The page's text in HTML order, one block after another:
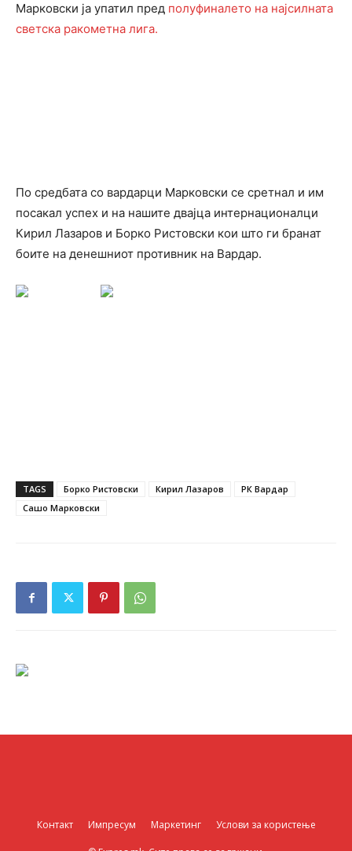
Mарковски ја упатил пред полуфиналето на најсилната
светска ракометна лига.
По средбата со вардарци Марковски се сретнал и им
посакал успех и на нашите двајца интернационалци
Кирил Лазаров и Борко Ристовски кои што ги бранат
боите на денешниот противник на Вардар.
TAGS Борко Ристовски Кирил Лазаров
РК Вардар
Сашо Марковски
Контакт Импресум Маркетинг Услови за користење